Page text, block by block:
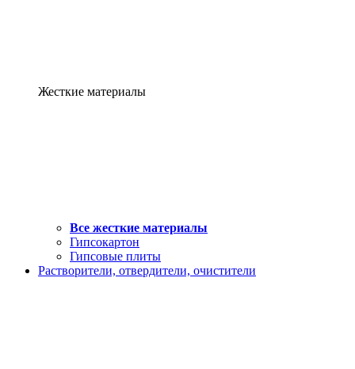
Жесткие материалы
Все жесткие материалы
Гипсокартон
Гипсовые плиты
Растворители, отвердители, очистители